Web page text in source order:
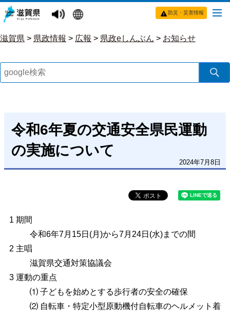
防災・災害情報
滋賀県 > 県政情報 > 広報 > 県政eしんぶん > お知らせ
令和6年夏の交通安全県民運動
の実施について
2024年7月8日
1 期間
令和6年7月15日(月)から7月24日(水)までの間
2 主唱
滋賀県交通対策協議会
3 運動の重点
⑴ 子どもを始めとする歩行者の安全の確保
⑵ 自転車・特定小型原動機付自転車のヘルメット着